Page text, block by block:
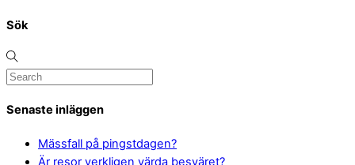
Sök
Senaste inläggen
Mässfall på pingstdagen?
Är resor verkligen värda besväret?